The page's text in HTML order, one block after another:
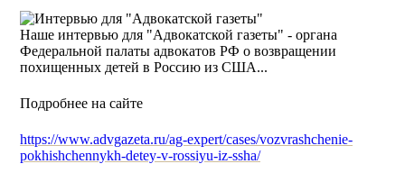
Наше интервью для "Адвокатской газеты" - органа
Федеральной палаты адвокатов РФ о возвращении
похищенных детей в Россию из США...
Подробнее на сайте
https://www.advgazeta.ru/ag-expert/cases/vozvrashchenie-
pokhishchennykh-detey-v-rossiyu-iz-ssha/